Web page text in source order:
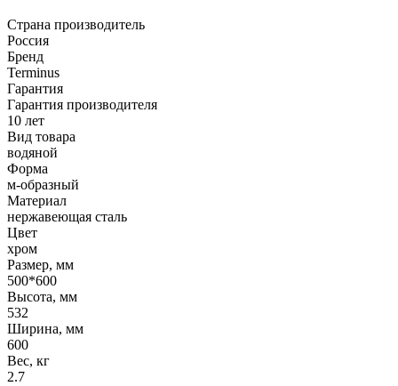
Страна производитель
Россия
Бренд
Terminus
Гарантия
Гарантия производителя
10 лет
Вид товара
водяной
Форма
м-образный
Материал
нержавеющая сталь
Цвет
хром
Размер, мм
500*600
Высота, мм
532
Ширина, мм
600
Вес, кг
2.7